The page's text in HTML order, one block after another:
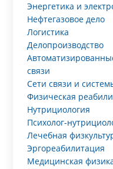
Энергетика и
Нефтегазовое дело
Логистика
Делопроизводство
связи
Сети связи и
Физическая
Нутрициология
Психолог-
Лечебная
Эргореабилитация
Медицинская